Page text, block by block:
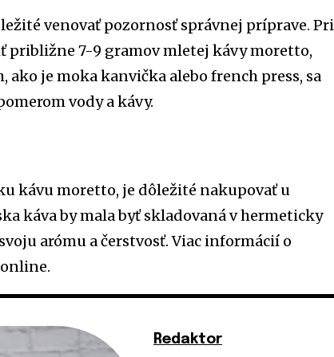
venovať pozornosť správnej príprave. Pri
približne 7-9 gramov mletej kávy moretto,
je moka kanvička alebo french press, sa
vody a kávy.
kávu moretto, je dôležité nakupovať u
káva by mala byť skladovaná v hermeticky
arómu a čerstvosť. Viac informácií o
Redaktor